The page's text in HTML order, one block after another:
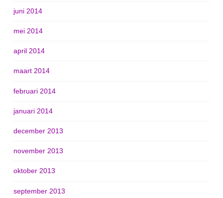
juni 2014
mei 2014
april 2014
maart 2014
februari 2014
januari 2014
december 2013
november 2013
oktober 2013
september 2013